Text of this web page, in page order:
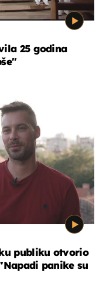
25 godina
publiku otvorio
panike su